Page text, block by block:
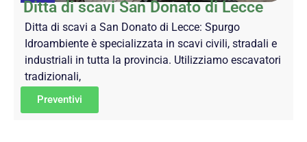
Ditta di scavi San Donato di Lecce
Ditta di scavi a San Donato di Lecce: Spurgo
Idroambiente è specializzata in scavi civili, stradali e
industriali in tutta la provincia. Utilizziamo escavatori
tradizionali,
Preventivi